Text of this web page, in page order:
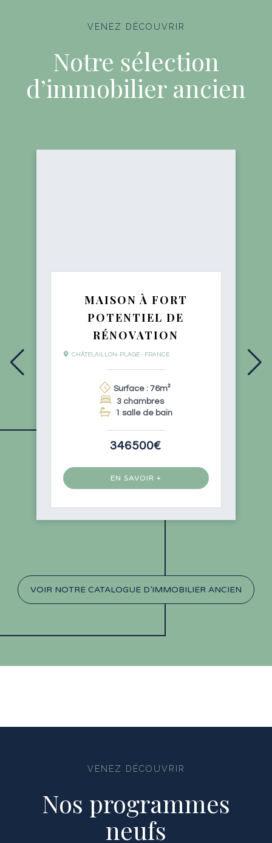
VENEZ DÉCOUVRIR
Notre sélection
d’immobilier ancien
MAISON À FORT
POTENTIEL DE
RÉNOVATION
CHÂTELAILLON-PLAGE - FRANCE
Surface : 76m²
3 chambres
1 salle de bain
346500€
EN SAVOIR +
VOIR NOTRE CATALOGUE D’IMMOBILIER ANCIEN
VENEZ DÉCOUVRIR
Nos programmes
neufs